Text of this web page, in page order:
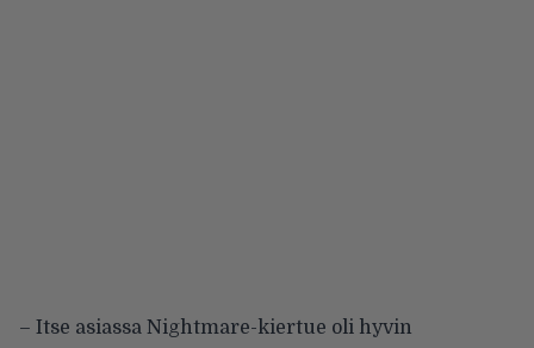
– Itse asiassa Nightmare-kiertue oli hyvin